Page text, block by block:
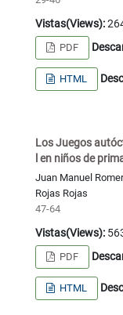
Vistas(Views):
PDF
HTML
Los Juegos
l en niños de
Juan Manuel
Rojas Rojas
47-64
Vistas(Views):
PDF
HTML